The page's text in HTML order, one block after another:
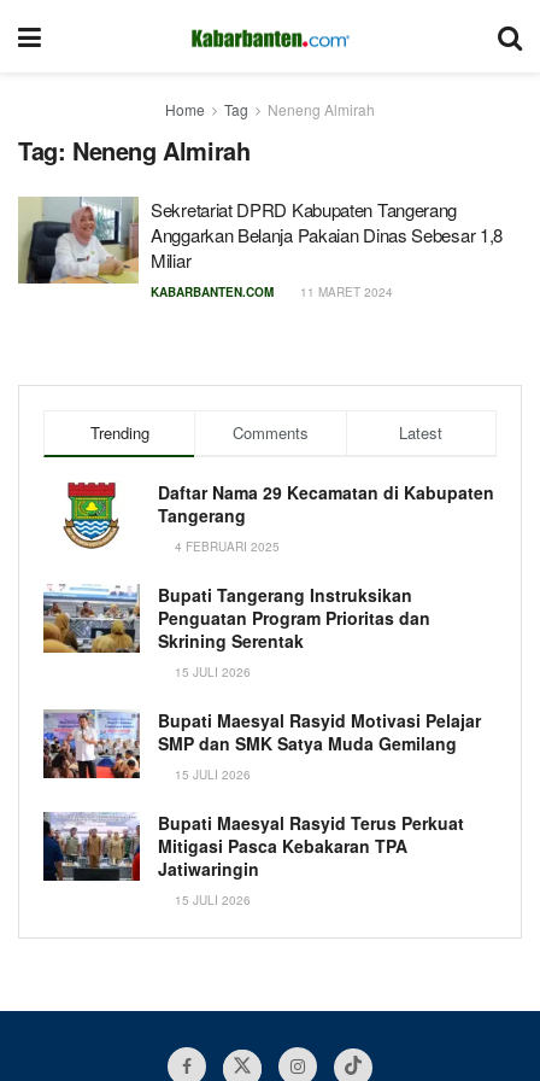
Home Tag Neneng Almirah
Tag: Neneng Almirah
Sekretariat DPRD Kabupaten Tangerang
Anggarkan Belanja Pakaian Dinas Sebesar 1,8
Miliar
KABARBANTEN.COM 11 MARET 2024
Trending Comments Latest
Daftar Nama 29 Kecamatan di Kabupaten
Tangerang
4 FEBRUARI 2025
Bupati Tangerang Instruksikan
Penguatan Program Prioritas dan
Skrining Serentak
15 JULI 2026
Bupati Maesyal Rasyid Motivasi Pelajar
SMP dan SMK Satya Muda Gemilang
15 JULI 2026
Bupati Maesyal Rasyid Terus Perkuat
Mitigasi Pasca Kebakaran TPA
Jatiwaringin
15 JULI 2026